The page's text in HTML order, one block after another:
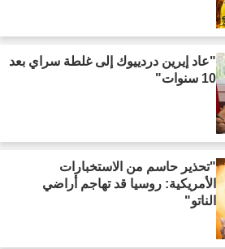
إيرين دردييوك إلى غلطة سراي بعد
حاسم من الاستخبارات
روسيا قد تهاجم أراضي